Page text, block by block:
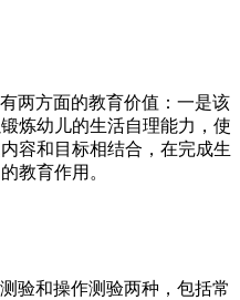
两方面的教育价值：一是该
炼幼儿的生活自理能力，使
容和目标相结合，在完成生
教育作用。
验和操作测验两种，包括常